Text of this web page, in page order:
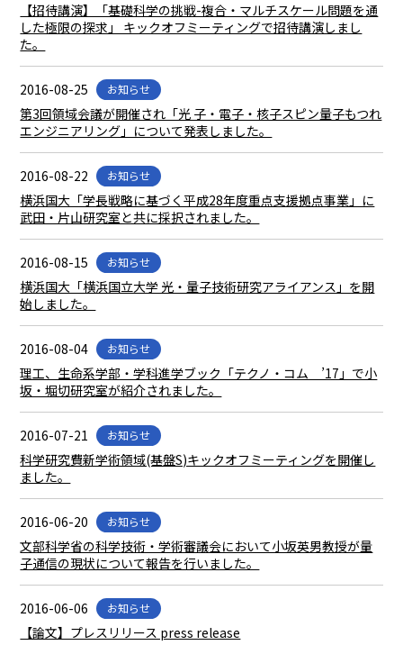
【招待講演】「基礎科学の挑戦-複合・マルチスケール問題を通
した極限の探求」 キックオフミーティングで招待講演しまし
た。
2016-08-25 お知らせ
第3回領域会議が開催され「光 子・電子・核子スピン量子もつれ
エンジニアリング」について発表しました。
2016-08-22 お知らせ
横浜国大「学長戦略に基づく平成28年度重点支援拠点事業」に
武田・片山研究室と共に採択されました。
2016-08-15 お知らせ
横浜国大「横浜国立大学 光・量子技術研究アライアンス」を開
始しました。
2016-08-04 お知らせ
理工、生命系学部・学科進学ブック「テクノ・コム ’17」で小
坂・堀切研究室が紹介されました。
2016-07-21 お知らせ
科学研究費新学術領域(基盤S)キックオフミーティングを開催し
ました。
2016-06-20 お知らせ
文部科学省の科学技術・学術審議会において小坂英男教授が量
子通信の現状について報告を行いました。
2016-06-06 お知らせ
【論文】プレスリリース press release